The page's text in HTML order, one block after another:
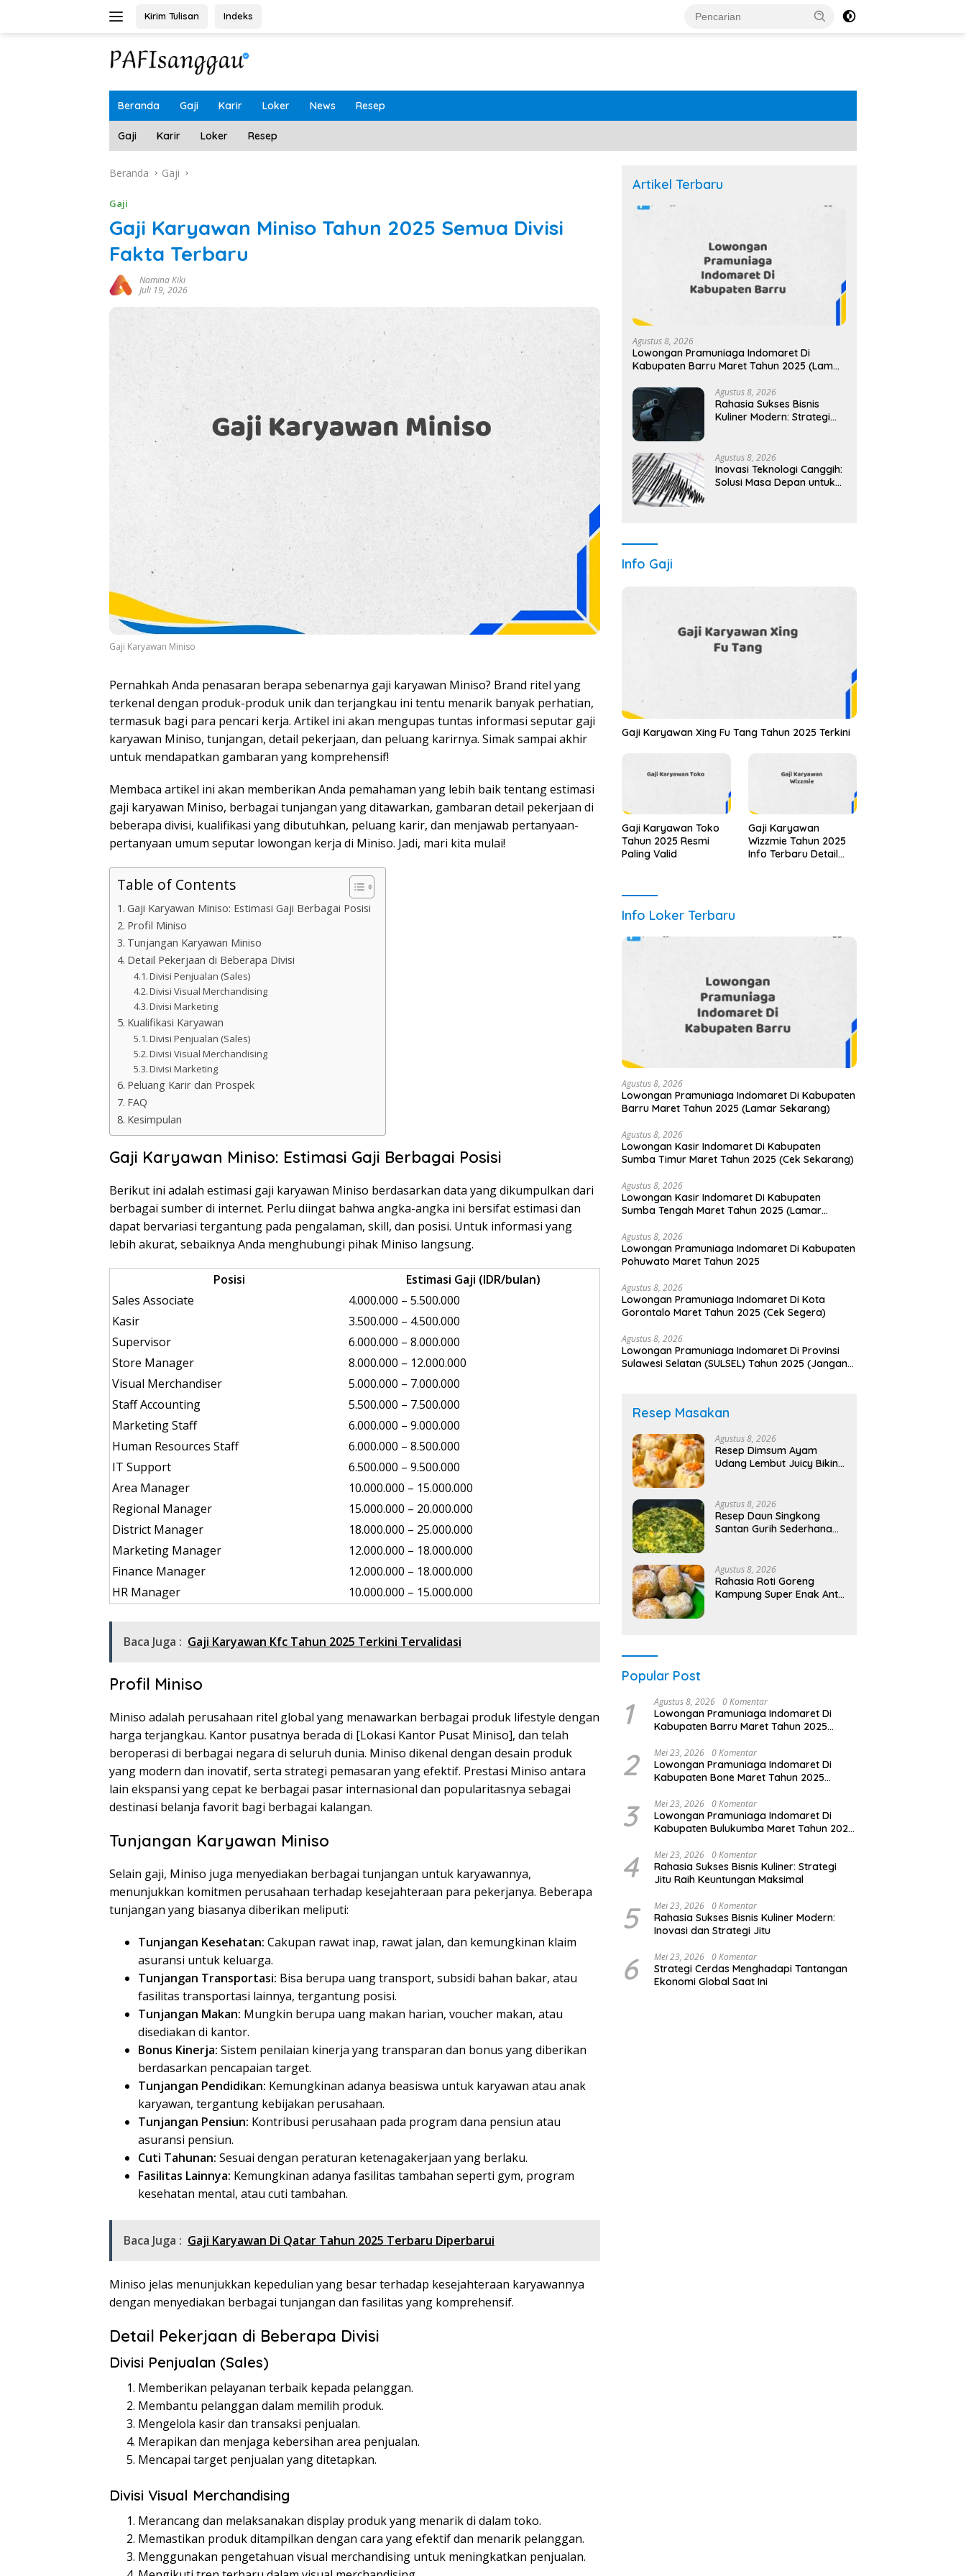
Kirim Tulisan Indeks
Beranda Gaji Karir Loker News Resep
Gaji Karir Loker Resep
Beranda Gaji
Gaji
Gaji Karyawan Miniso Tahun 2025 Semua Divisi
Fakta Terbaru
Namina Kiki
Juli 19, 2026
Gaji Karyawan Miniso
Pernahkah Anda penasaran berapa sebenarnya gaji karyawan Miniso? Brand ritel yang
terkenal dengan produk-produk unik dan terjangkau ini tentu menarik banyak perhatian,
termasuk bagi para pencari kerja. Artikel ini akan mengupas tuntas informasi seputar gaji
karyawan Miniso, tunjangan, detail pekerjaan, dan peluang karirnya. Simak sampai akhir
untuk mendapatkan gambaran yang komprehensif!
Membaca artikel ini akan memberikan Anda pemahaman yang lebih baik tentang estimasi
gaji karyawan Miniso, berbagai tunjangan yang ditawarkan, gambaran detail pekerjaan di
beberapa divisi, kualifikasi yang dibutuhkan, peluang karir, dan menjawab pertanyaan-
pertanyaan umum seputar lowongan kerja di Miniso. Jadi, mari kita mulai!
Table of Contents
Gaji Karyawan Miniso: Estimasi Gaji Berbagai Posisi
Profil Miniso
Tunjangan Karyawan Miniso
Detail Pekerjaan di Beberapa Divisi
Divisi Penjualan (Sales)
Divisi Visual Merchandising
Divisi Marketing
Kualifikasi Karyawan
Divisi Penjualan (Sales)
Divisi Visual Merchandising
Divisi Marketing
Peluang Karir dan Prospek
FAQ
Kesimpulan
Gaji Karyawan Miniso: Estimasi Gaji Berbagai Posisi
Berikut ini adalah estimasi gaji karyawan Miniso berdasarkan data yang dikumpulkan dari
berbagai sumber di internet. Perlu diingat bahwa angka-angka ini bersifat estimasi dan
dapat bervariasi tergantung pada pengalaman, skill, dan posisi. Untuk informasi yang
lebih akurat, sebaiknya Anda menghubungi pihak Miniso langsung.
Posisi
Estimasi Gaji (IDR/bulan)
Sales Associate
4.000.000 – 5.500.000
Kasir
3.500.000 – 4.500.000
Supervisor
6.000.000 – 8.000.000
Store Manager
8.000.000 – 12.000.000
Visual Merchandiser
5.000.000 – 7.000.000
Staff Accounting
5.500.000 – 7.500.000
Marketing Staff
6.000.000 – 9.000.000
Human Resources Staff
6.000.000 – 8.500.000
IT Support
6.500.000 – 9.500.000
Area Manager
10.000.000 – 15.000.000
Regional Manager
15.000.000 – 20.000.000
District Manager
18.000.000 – 25.000.000
Marketing Manager
12.000.000 – 18.000.000
Finance Manager
12.000.000 – 18.000.000
HR Manager
10.000.000 – 15.000.000
Baca Juga : Gaji Karyawan Kfc Tahun 2025 Terkini Tervalidasi
Profil Miniso
Miniso adalah perusahaan ritel global yang menawarkan berbagai produk lifestyle dengan
harga terjangkau. Kantor pusatnya berada di [Lokasi Kantor Pusat Miniso], dan telah
beroperasi di berbagai negara di seluruh dunia. Miniso dikenal dengan desain produk
yang modern dan inovatif, serta strategi pemasaran yang efektif. Prestasi Miniso antara
lain ekspansi yang cepat ke berbagai pasar internasional dan popularitasnya sebagai
destinasi belanja favorit bagi berbagai kalangan.
Tunjangan Karyawan Miniso
Selain gaji, Miniso juga menyediakan berbagai tunjangan untuk karyawannya,
menunjukkan komitmen perusahaan terhadap kesejahteraan para pekerjanya. Beberapa
tunjangan yang biasanya diberikan meliputi:
Tunjangan Kesehatan: Cakupan rawat inap, rawat jalan, dan kemungkinan klaim
asuransi untuk keluarga.
Tunjangan Transportasi: Bisa berupa uang transport, subsidi bahan bakar, atau
fasilitas transportasi lainnya, tergantung posisi.
Tunjangan Makan: Mungkin berupa uang makan harian, voucher makan, atau
disediakan di kantor.
Bonus Kinerja: Sistem penilaian kinerja yang transparan dan bonus yang diberikan
berdasarkan pencapaian target.
Tunjangan Pendidikan: Kemungkinan adanya beasiswa untuk karyawan atau anak
karyawan, tergantung kebijakan perusahaan.
Tunjangan Pensiun: Kontribusi perusahaan pada program dana pensiun atau
asuransi pensiun.
Cuti Tahunan: Sesuai dengan peraturan ketenagakerjaan yang berlaku.
Fasilitas Lainnya: Kemungkinan adanya fasilitas tambahan seperti gym, program
kesehatan mental, atau cuti tambahan.
Baca Juga : Gaji Karyawan Di Qatar Tahun 2025 Terbaru Diperbarui
Miniso jelas menunjukkan kepedulian yang besar terhadap kesejahteraan karyawannya
dengan menyediakan berbagai tunjangan dan fasilitas yang komprehensif.
Detail Pekerjaan di Beberapa Divisi
Divisi Penjualan (Sales)
Memberikan pelayanan terbaik kepada pelanggan.
Membantu pelanggan dalam memilih produk.
Mengelola kasir dan transaksi penjualan.
Merapikan dan menjaga kebersihan area penjualan.
Mencapai target penjualan yang ditetapkan.
Divisi Visual Merchandising
Merancang dan melaksanakan display produk yang menarik di dalam toko.
Memastikan produk ditampilkan dengan cara yang efektif dan menarik pelanggan.
Menggunakan pengetahuan visual merchandising untuk meningkatkan penjualan.
Artikel Terbaru
Agustus 8, 2026
Lowongan Pramuniaga Indomaret Di
Kabupaten Barru Maret Tahun 2025 (Lamar
Agustus 8, 2026
Rahasia Sukses Bisnis
Kuliner Modern: Strategi
Agustus 8, 2026
Inovasi Teknologi Canggih:
Solusi Masa Depan untuk
Info Gaji
Gaji Karyawan Xing Fu Tang Tahun 2025 Terkini
Gaji Karyawan Toko
Tahun 2025 Resmi
Paling Valid
Gaji Karyawan
Wizzmie Tahun 2025
Info Terbaru Detail
Info Loker Terbaru
Agustus 8, 2026
Lowongan Pramuniaga Indomaret Di Kabupaten
Barru Maret Tahun 2025 (Lamar Sekarang)
Agustus 8, 2026
Lowongan Kasir Indomaret Di Kabupaten
Sumba Timur Maret Tahun 2025 (Cek Sekarang)
Agustus 8, 2026
Lowongan Kasir Indomaret Di Kabupaten
Sumba Tengah Maret Tahun 2025 (Lamar
Agustus 8, 2026
Lowongan Pramuniaga Indomaret Di Kabupaten
Pohuwato Maret Tahun 2025
Agustus 8, 2026
Lowongan Pramuniaga Indomaret Di Kota
Gorontalo Maret Tahun 2025 (Cek Segera)
Agustus 8, 2026
Lowongan Pramuniaga Indomaret Di Provinsi
Sulawesi Selatan (SULSEL) Tahun 2025 (Jangan
Resep Masakan
Agustus 8, 2026
Resep Dimsum Ayam
Udang Lembut Juicy Bikin
Agustus 8, 2026
Resep Daun Singkong
Santan Gurih Sederhana
Agustus 8, 2026
Rahasia Roti Goreng
Kampung Super Enak Anti
Popular Post
1 Agustus 8, 2026 0 Komentar
Lowongan Pramuniaga Indomaret Di
Kabupaten Barru Maret Tahun 2025
2 Mei 23, 2026 0 Komentar
Lowongan Pramuniaga Indomaret Di
Kabupaten Bone Maret Tahun 2025
3 Mei 23, 2026 0 Komentar
Lowongan Pramuniaga Indomaret Di
Kabupaten Bulukumba Maret Tahun 2025
4 Mei 23, 2026 0 Komentar
Rahasia Sukses Bisnis Kuliner: Strategi
Jitu Raih Keuntungan Maksimal
5 Mei 23, 2026 0 Komentar
Rahasia Sukses Bisnis Kuliner Modern:
Inovasi dan Strategi Jitu
6 Mei 23, 2026 0 Komentar
Strategi Cerdas Menghadapi Tantangan
Ekonomi Global Saat Ini